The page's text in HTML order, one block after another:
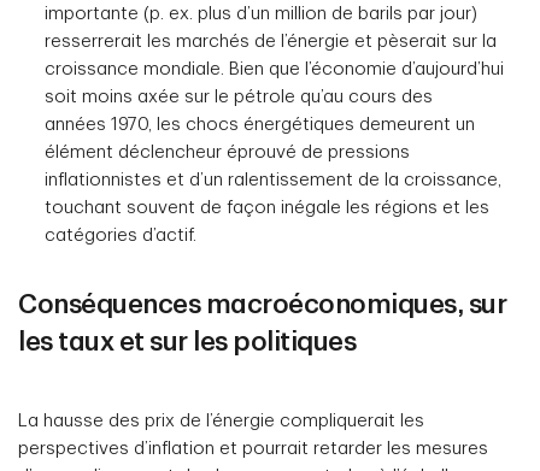
importante (p. ex. plus d’un million de barils par jour)
resserrerait les marchés de l’énergie et pèserait sur la
croissance mondiale. Bien que l’économie d’aujourd’hui
soit moins axée sur le pétrole qu’au cours des
années 1970, les chocs énergétiques demeurent un
élément déclencheur éprouvé de pressions
inflationnistes et d’un ralentissement de la croissance,
touchant souvent de façon inégale les régions et les
catégories d’actif.
Conséquences macroéconomiques, sur
les taux et sur les politiques
La hausse des prix de l’énergie compliquerait les
perspectives d’inflation et pourrait retarder les mesures